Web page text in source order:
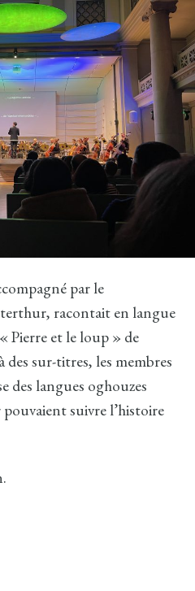
par le
racontait en langue
Pierre et le loup » de
des sur-titres, les membres
des langues oghouzes
suivre l’histoire